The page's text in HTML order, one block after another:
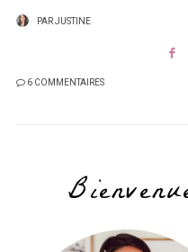
PARJUSTINE
6 COMMENTAIRES